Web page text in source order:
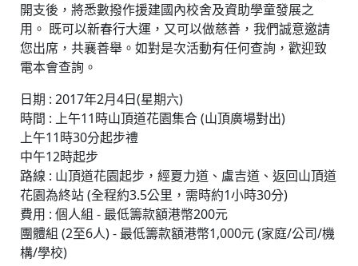
開支後，將悉數撥作援建國內校舍及資助學童發展之
用。 既可以新春行大運，又可以做慈善，我們誠意邀請
您出席，共襄善舉。如對是次活動有任何查詢，歡迎致
電本會查詢。
日期 : 2017年2月4日(星期六)
時間 : 上午11時山頂道花園集合 (山頂廣場對出)
上午11時30分起步禮
中午12時起步
路線 : 山頂道花園起步，經夏力道、盧吉道、返回山頂道
花園為終站 (全程約3.5公里，需時約1小時30分)
費用 : 個人組 - 最低籌款額港幣200元
團體組 (2至6人) - 最低籌款額港幣1,000元 (家庭/公司/機
構/學校)